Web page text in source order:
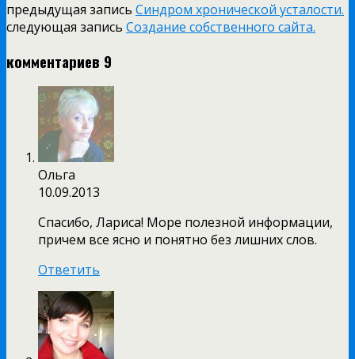
предыдущая запись Синдром хронической усталости.
следующая запись Создание собственного сайта.
комментариев 9
Ольга
10.09.2013
Спасибо, Лариса! Море полезной информации,
причем все ясно и понятно без лишних слов.
Ответить